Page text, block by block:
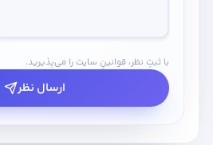
با ثبتِ نظر، قوانینِ سایت را می‌پذیرید.
ارسال نظر